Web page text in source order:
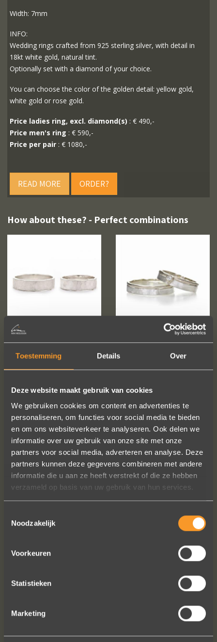
Toestemming Details Over
Deze website maakt gebruik van cookies
We gebruiken cookies om content en advertenties te
personaliseren, om functies voor social media te bieden
en om ons websiteverkeer te analyseren. Ook delen we
informatie over uw gebruik van onze site met onze
partners voor social media, adverteren en analyse. Deze
partners kunnen deze gegevens combineren met andere
informatie die u aan ze heeft verstrekt of die ze hebben
verzameld op basis van uw gebruik van hun services.
Noodzakelijk
Voorkeuren
Statistieken
Marketing
Width: 7mm
INFO:
Wedding rings crafted from 925 sterling silver, with detail in
18kt white gold, natural tint.
Optionally set with a diamond of your choice.
You can choose the color of the golden detail: yellow gold,
white gold or rose gold.
Price ladies ring, excl. diamond(s) : € 490,-
Price men's ring : € 590,-
Price per pair : € 1080,-
READ MORE ORDER?
How about these? - Perfect combinations